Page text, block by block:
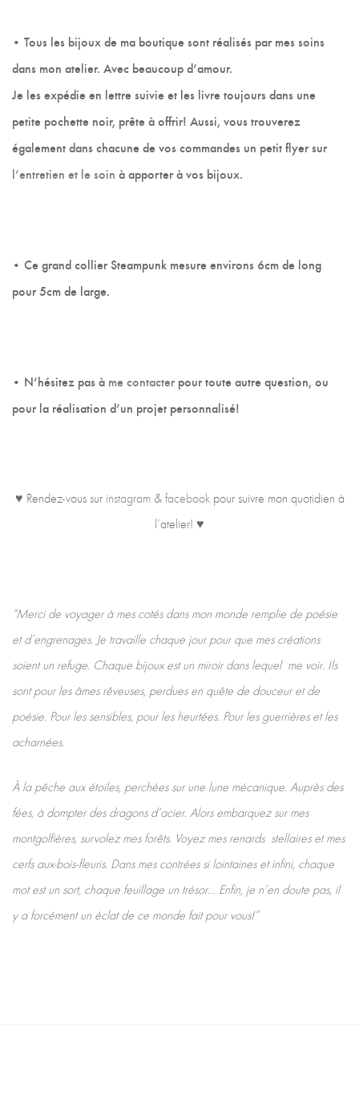
• Tous les bijoux de ma boutique sont réalisés par mes soins
dans mon atelier. Avec beaucoup d’amour.
Je les expédie en lettre suivie et les livre toujours dans une
petite pochette noir, prête à offrir! Aussi, vous trouverez
également dans chacune de vos commandes un petit flyer sur
l’entretien et le soin à apporter à vos bijoux.
• Ce grand collier Steampunk mesure environs 6cm de long
pour 5cm de large.
• N’hésitez pas à me contacterpour toute autre question, ou
pour la réalisation d’un projet personnalisé!
♥ Rendez-vous sur instagram& facebookpour suivre mon quotidien à
l’atelier! ♥
“Merci de voyager à mes cotés dans mon monde remplie de poésie
et d’engrenages. Je travaille chaque jour pour que mes créations
soient un refuge. Chaque bijoux est un miroir dans lequel me voir. Ils
sont pour les âmes rêveuses, perdues en quête de douceur et de
poésie. Pour les sensibles, pour les heurtées. Pour les guerrières et les
acharnées.
À la pêche aux étoiles, perchées sur une lune mécanique. Auprès des
fées, à dompter des dragons d’acier. Alors embarquez sur mes
montgolfières, survolez mes forêts. Voyez mes renards stellaires et mes
cerfs aux-bois-fleuris. Dans mes contrées si lointaines et infini, chaque
mot est un sort, chaque feuillage un trésor… Enfin, je n’en doute pas, il
y a forcément un éclat de ce monde fait pour vous!”